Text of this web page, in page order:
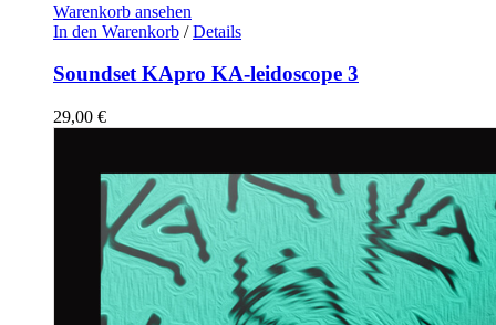
Warenkorb ansehen
In den Warenkorb / Details
Soundset KApro KA-leidoscope 3
29,00 €